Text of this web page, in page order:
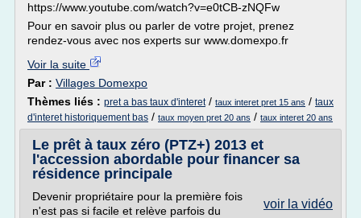
https://www.youtube.com/watch?v=e0tCB-zNQFw
Pour en savoir plus ou parler de votre projet, prenez
rendez-vous avec nos experts sur www.domexpo.fr
Voir la suite
Par : Villages Domexpo
Thèmes liés : pret a bas taux d'interet/ taux interet pret 15 ans / taux
d'interet historiquement bas / taux moyen pret 20 ans / taux interet 20 ans
Le prêt à taux zéro (PTZ+) 2013 et
l'accession abordable pour financer sa
résidence principale
voir la vidéo
Devenir propriétaire pour la première fois
n'est pas si facile et relève parfois du